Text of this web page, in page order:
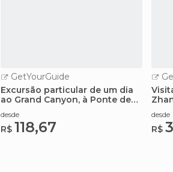
GetYourGuide
Excursão particular de um dia
ao Grand Canyon, à Ponte de
desde
R$ 118,67
desde
R$